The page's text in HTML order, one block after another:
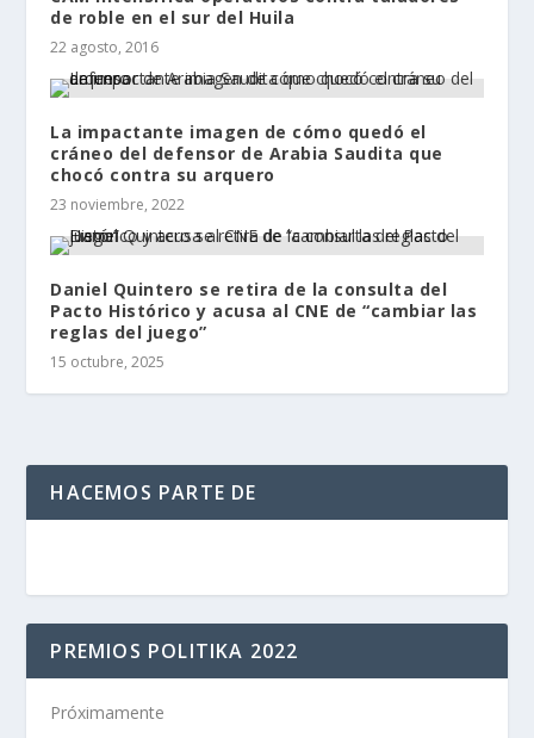
de roble en el sur del Huila
22 agosto, 2016
La impactante imagen de cómo quedó el
cráneo del defensor de Arabia Saudita que
chocó contra su arquero
23 noviembre, 2022
Daniel Quintero se retira de la consulta del
Pacto Histórico y acusa al CNE de “cambiar las
reglas del juego”
15 octubre, 2025
HACEMOS PARTE DE
PREMIOS POLITIKA 2022
Próximamente